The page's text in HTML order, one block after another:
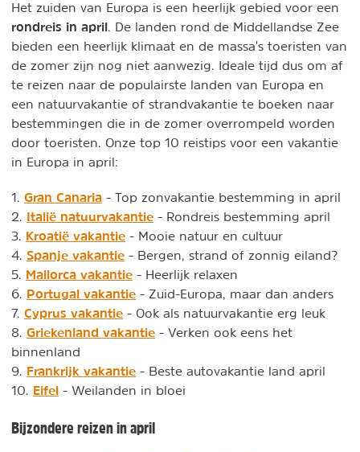
Het zuiden van Europa is een heerlijk gebied voor een
rondreis in april. De landen rond de Middellandse Zee
bieden een heerlijk klimaat en de massa's toeristen van
de zomer zijn nog niet aanwezig. Ideale tijd dus om af
te reizen naar de populairste landen van Europa en
een natuurvakantie of strandvakantie te boeken naar
bestemmingen die in de zomer overrompeld worden
door toeristen. Onze top 10 reistips voor een vakantie
in Europa in april:
1. Gran Canaria - Top zonvakantie bestemming in april
2. Italië natuurvakantie - Rondreis bestemming april
3. Kroatië vakantie - Mooie natuur en cultuur
4. Spanje vakantie - Bergen, strand of zonnig eiland?
5. Mallorca vakantie - Heerlijk relaxen
6. Portugal vakantie - Zuid-Europa, maar dan anders
7. Cyprus vakantie - Ook als natuurvakantie erg leuk
8. Griekenland vakantie - Verken ook eens het
binnenland
9. Frankrijk vakantie - Beste autovakantie land april
10. Eifel - Weilanden in bloei
Bijzondere reizen in april